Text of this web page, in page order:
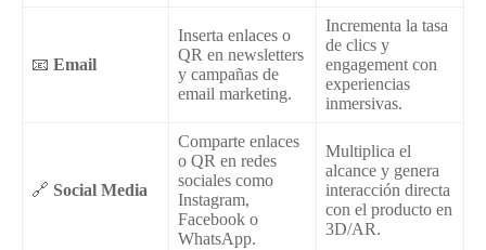
📧 Email
Inserta enlaces o
QR en newsletters
y campañas de
email marketing.
Incrementa la tasa
de clics y
engagement con
experiencias
inmersivas.
🔗 Social Media
Comparte enlaces
o QR en redes
sociales como
Instagram,
Facebook o
WhatsApp.
Multiplica el
alcance y genera
interacción directa
con el producto en
3D/AR.